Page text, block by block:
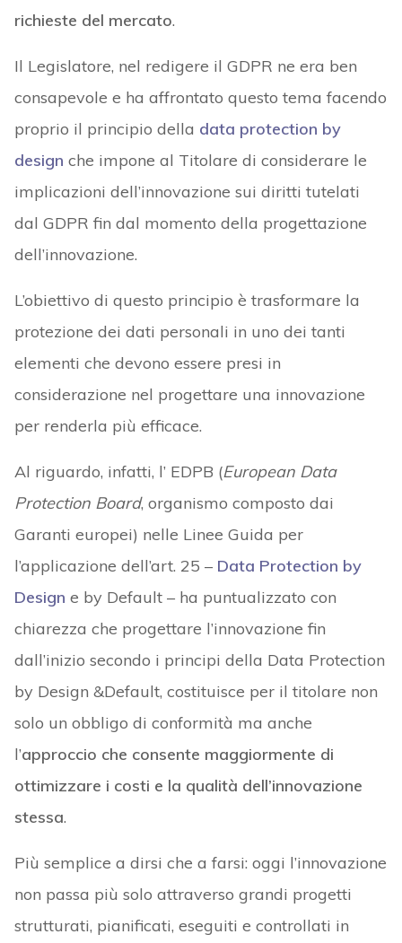
richieste del mercato.
Il Legislatore, nel redigere il GDPR ne era ben
consapevole e ha affrontato questo tema facendo
proprio il principio della data protection by
design che impone al Titolare di considerare le
implicazioni dell’innovazione sui diritti tutelati
dal GDPR fin dal momento della progettazione
dell’innovazione.
L’obiettivo di questo principio è trasformare la
protezione dei dati personali in uno dei tanti
elementi che devono essere presi in
considerazione nel progettare una innovazione
per renderla più efficace.
Al riguardo, infatti, l’ EDPB (European Data
Protection Board, organismo composto dai
Garanti europei) nelle Linee Guida per
l’applicazione dell’art. 25 – Data Protection by
Design e by Default – ha puntualizzato con
chiarezza che progettare l’innovazione fin
dall’inizio secondo i principi della Data Protection
by Design &Default, costituisce per il titolare non
solo un obbligo di conformità ma anche
l’approccio che consente maggiormente di
ottimizzare i costi e la qualità dell’innovazione
stessa.
Più semplice a dirsi che a farsi: oggi l’innovazione
non passa più solo attraverso grandi progetti
strutturati, pianificati, eseguiti e controllati in